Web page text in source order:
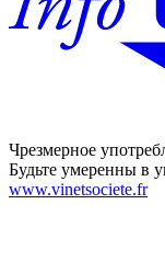
Чрезмерное
Будьте умеренны в
www.vinetsociete.fr